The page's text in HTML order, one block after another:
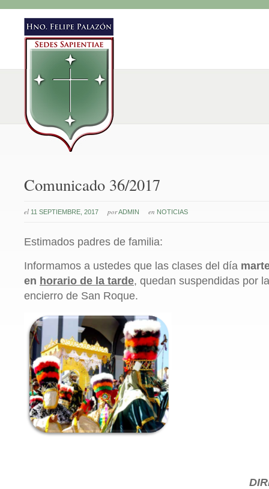
Comunicado 36/2017
el 11 SEPTIEMBRE, 2017 porADMIN en NOTICIAS
Estimados padres de familia:
Informamos a ustedes que las clases del día
en horario de la tarde, quedan suspendidas por
encierro de San Roque.